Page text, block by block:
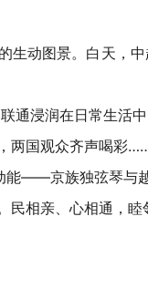
动图景。白天，
浸润在日常生活
国观众齐声喝彩
——京族独弦琴
相亲、心相通，睦